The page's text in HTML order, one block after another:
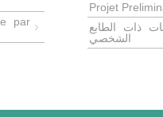
par
Projet
ذات الطابع
الشخصي